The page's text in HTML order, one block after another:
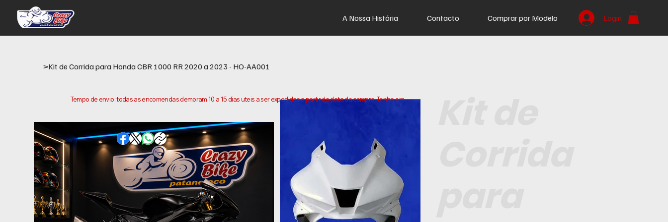
A Nossa História Contacto Comprar por Modelo Login
>Kit de Corrida para Honda CBR 1000 RR 2020 a 2023 - HO-AA001
Tempo de envio: todas as encomendas demoram 10 a 15 dias uteis a ser expedidas a partir da data da compra. Tenha em